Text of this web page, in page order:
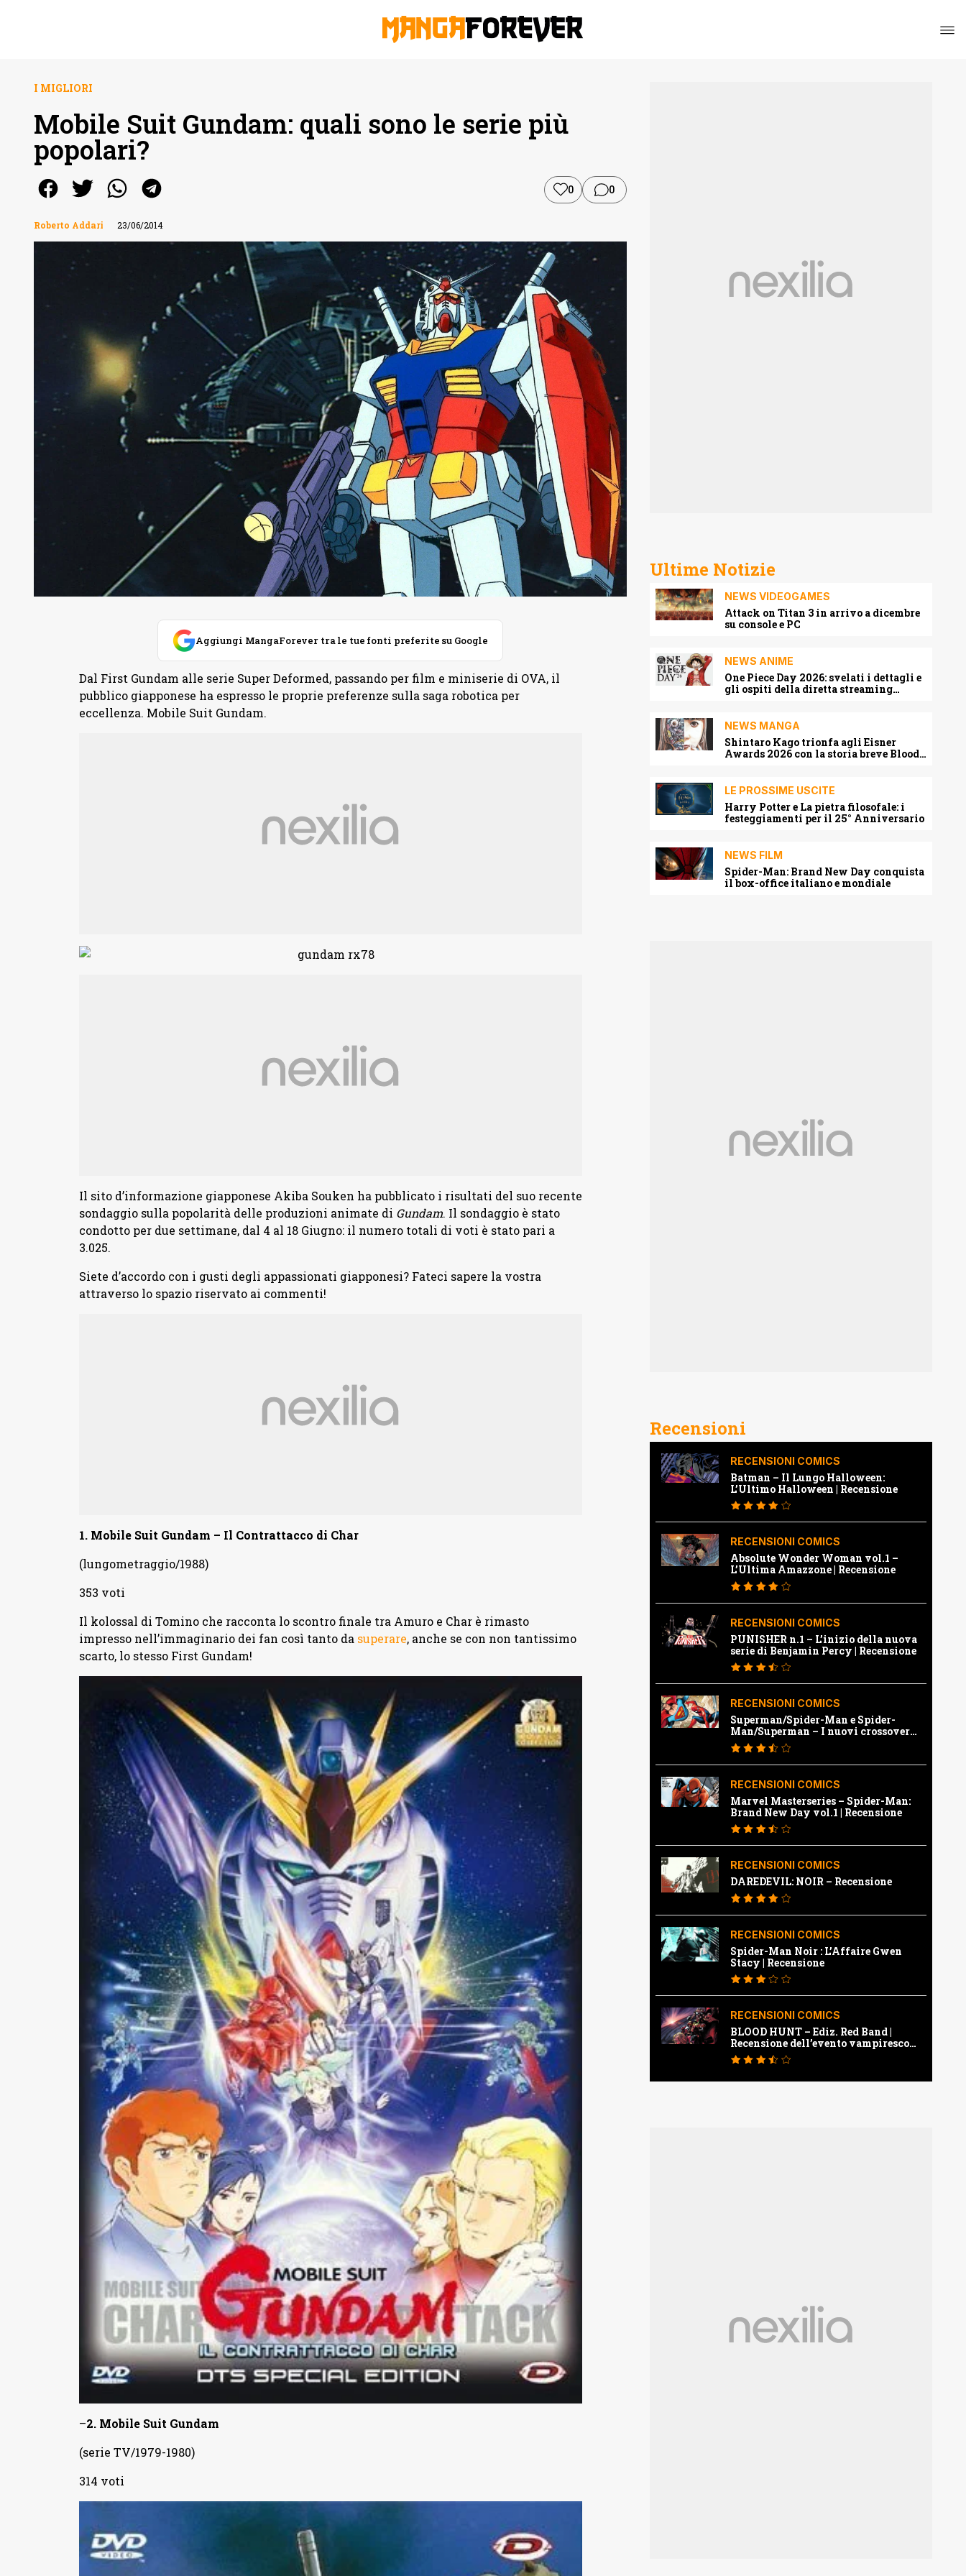
I MIGLIORI
Mobile Suit Gundam: quali sono le serie più
popolari?
0 0
Roberto Addari 23/06/2014
Aggiungi MangaForever tra le tue fonti preferite su Google
Dal First Gundam alle serie Super Deformed, passando per film e miniserie di OVA, il
pubblico giapponese ha espresso le proprie preferenze sulla saga robotica per
eccellenza. Mobile Suit Gundam.
Il sito d’informazione giapponese Akiba Souken ha pubblicato i risultati del suo recente
sondaggio sulla popolarità delle produzioni animate di Gundam. Il sondaggio è stato
condotto per due settimane, dal 4 al 18 Giugno: il numero totali di voti è stato pari a
3.025.
Siete d’accordo con i gusti degli appassionati giapponesi? Fateci sapere la vostra
attraverso lo spazio riservato ai commenti!
1. Mobile Suit Gundam – Il Contrattacco di Char
(lungometraggio/1988)
353 voti
Il kolossal di Tomino che racconta lo scontro finale tra Amuro e Char è rimasto
impresso nell’immaginario dei fan così tanto da superare, anche se con non tantissimo
scarto, lo stesso First Gundam!
–2. Mobile Suit Gundam
(serie TV/1979-1980)
314 voti
Ultime Notizie
NEWS VIDEOGAMES
Attack on Titan 3 in arrivo a dicembre
su console e PC
NEWS ANIME
One Piece Day 2026: svelati i dettagli e
gli ospiti della diretta streaming
NEWS MANGA
Shintaro Kago trionfa agli Eisner
Awards 2026 con la storia breve Blood
LE PROSSIME USCITE
Harry Potter e La pietra filosofale: i
festeggiamenti per il 25° Anniversario
NEWS FILM
Spider-Man: Brand New Day conquista
il box-office italiano e mondiale
Recensioni
RECENSIONI COMICS
Batman – Il Lungo Halloween:
L’Ultimo Halloween | Recensione
RECENSIONI COMICS
Absolute Wonder Woman vol.1 –
L’Ultima Amazzone | Recensione
RECENSIONI COMICS
PUNISHER n.1 – L’inizio della nuova
serie di Benjamin Percy | Recensione
RECENSIONI COMICS
Superman/Spider-Man e Spider-
Man/Superman – I nuovi crossover
Marvel e Dc | Recensione
RECENSIONI COMICS
Marvel Masterseries – Spider-Man:
Brand New Day vol.1 | Recensione
RECENSIONI COMICS
DAREDEVIL: NOIR – Recensione
RECENSIONI COMICS
Spider-Man Noir : L’Affaire Gwen
Stacy | Recensione
RECENSIONI COMICS
BLOOD HUNT – Ediz. Red Band |
Recensione dell’evento vampiresco
della Marvel